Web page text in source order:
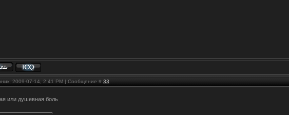
2009-07-14, 2:41 PM | Сообщение # 33
или душевная боль